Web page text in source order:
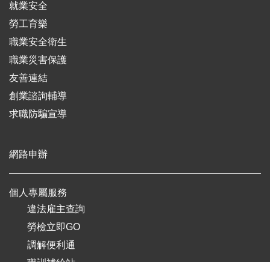
就業安全
勞工育樂
職業安全衛生
職業災害保護
友善連結
創業諮詢輔導
求職防騙宣導
網路申辦
個人專屬服務
違法雇主查詢
勞檢立即GO
調解便利通